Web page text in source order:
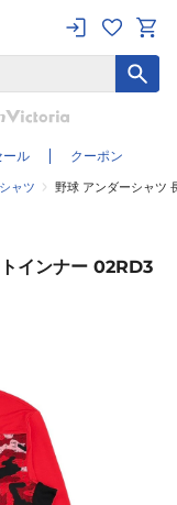
ール クーポン
ャツ 野球 アンダーシャツ
インナー 02RD3